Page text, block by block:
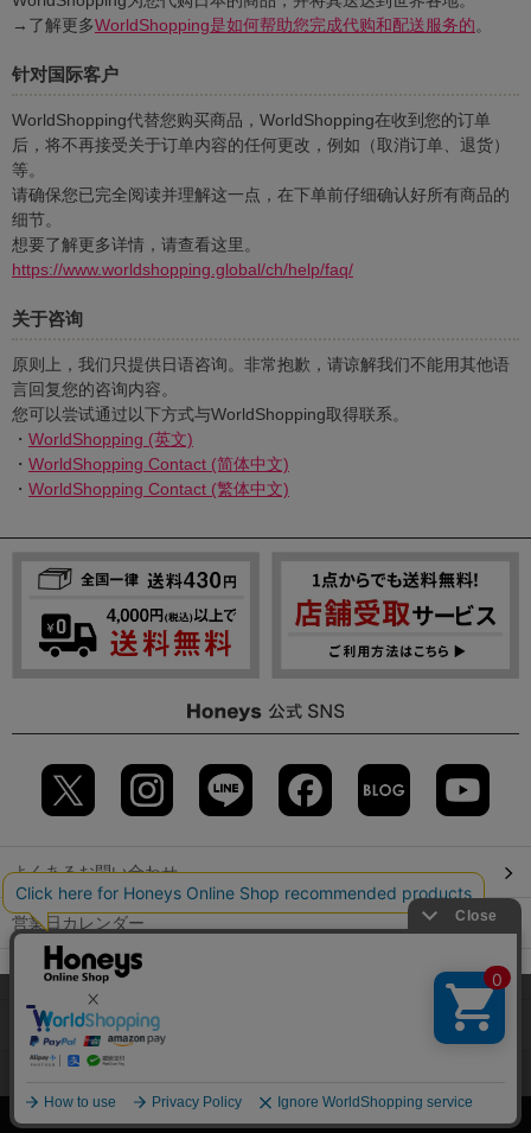
→了解更多WorldShopping是如何帮助您完成代购和配送服务的。
针对国际客户
WorldShopping代替您购买商品，WorldShopping在收到您的订单
后，将不再接受关于订单内容的任何更改，例如（取消订单、退货）
等。
请确保您已完全阅读并理解这一点，在下单前仔细确认好所有商品的
细节。
想要了解更多详情，请查看这里。
https://www.worldshopping.global/ch/help/faq/
关于咨询
原则上，我们只提供日语咨询。非常抱歉，请谅解我们不能用其他语
言回复您的咨询内容。
您可以尝试通过以下方式与WorldShopping取得联系。
・ WorldShopping (英文)
・ WorldShopping Contact (简体中文)
・ WorldShopping Contact (繁体中文)
よくあるお問い合わせ
営業日カレンダー
店舗検索
GLOBAL GUIDE（海外からご利用のお客様）
当サイトでは、サイトの利便性向上のため、クッキー(Cookie)を使
用しています。詳しくは「
」をご覧くださ
OK